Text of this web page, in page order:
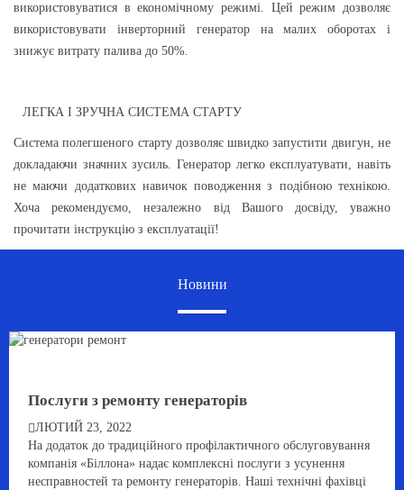
використовуватися в економічному режимі. Цей режим дозволяє
використовувати інверторний генератор на малих оборотах і
знижує витрату палива до 50%.
ЛЕГКА І ЗРУЧНА СИСТЕМА СТАРТУ
Система полегшеного старту дозволяє швидко запустити двигун, не
докладаючи значних зусиль. Генератор легко експлуатувати, навіть
не маючи додаткових навичок поводження з подібною технікою.
Хоча рекомендуємо, незалежно від Вашого досвіду, уважно
прочитати інструкцію з експлуатації!
Новини
Послуги з ремонту генераторів
ЛЮТИЙ 23, 2022
На додаток до традиційного профілактичного обслуговування
компанія «Біллона» надає комплексні послуги з усунення
несправностей та ремонту генераторів. Наші технічні фахівці